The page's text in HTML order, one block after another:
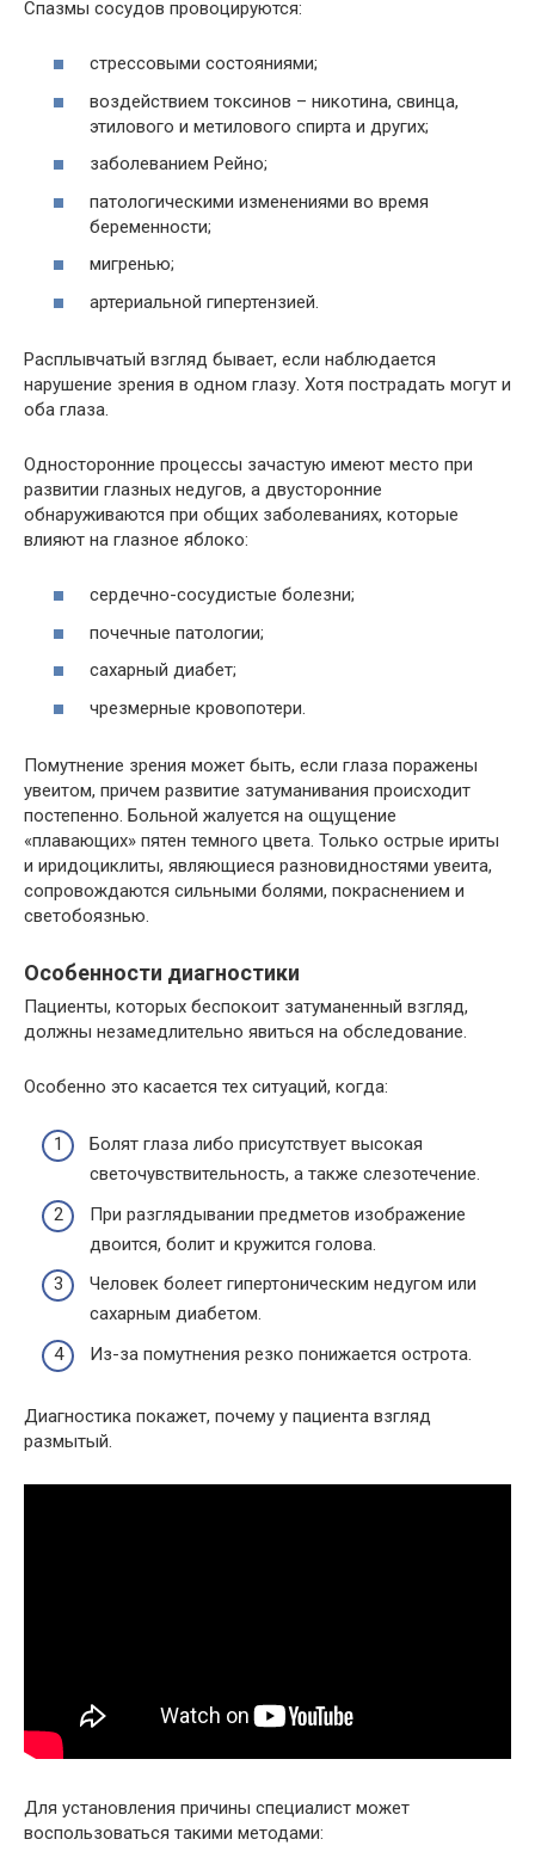
Спазмы сосудов провоцируются:
стрессовыми состояниями;
воздействием токсинов – никотина, свинца,
этилового и метилового спирта и других;
заболеванием Рейно;
патологическими изменениями во время
беременности;
мигренью;
артериальной гипертензией.
Расплывчатый взгляд бывает, если наблюдается
нарушение зрения в одном глазу. Хотя пострадать могут и
оба глаза.
Односторонние процессы зачастую имеют место при
развитии глазных недугов, а двусторонние
обнаруживаются при общих заболеваниях, которые
влияют на глазное яблоко:
сердечно-сосудистые болезни;
почечные патологии;
сахарный диабет;
чрезмерные кровопотери.
Помутнение зрения может быть, если глаза поражены
увеитом, причем развитие затуманивания происходит
постепенно. Больной жалуется на ощущение
«плавающих» пятен темного цвета. Только острые ириты
и иридоциклиты, являющиеся разновидностями увеита,
сопровождаются сильными болями, покраснением и
светобоязнью.
Особенности диагностики
Пациенты, которых беспокоит затуманенный взгляд,
должны незамедлительно явиться на обследование.
Особенно это касается тех ситуаций, когда:
Болят глаза либо присутствует высокая
светочувствительность, а также слезотечение.
При разглядывании предметов изображение
двоится, болит и кружится голова.
Человек болеет гипертоническим недугом или
сахарным диабетом.
Из-за помутнения резко понижается острота.
Диагностика покажет, почему у пациента взгляд
размытый.
Для установления причины специалист может
воспользоваться такими методами: